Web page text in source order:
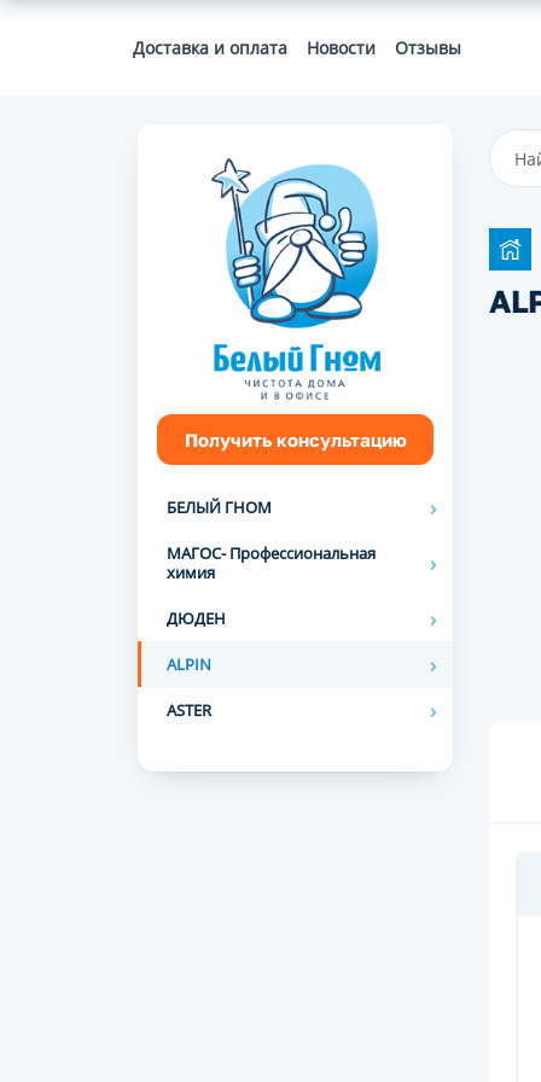
Доставка и оплата Новости Отзывы
Получить консультацию
БЕЛЫЙ ГНОМ
МАГОС- Профессиональная
химия
ДЮДЕН
ALPIN
ASTER